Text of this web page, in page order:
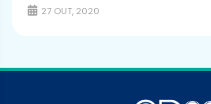
27 OUT, 2020